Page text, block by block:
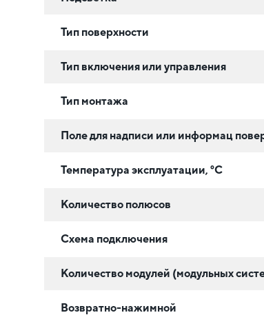
Тип поверхности
Тип включения или управления
Тип монтажа
Поле для надписи или информац
Температура эксплуатации, °C
Количество полюсов
Схема подключения
Количество модулей (модульных
Возвратно-нажимной